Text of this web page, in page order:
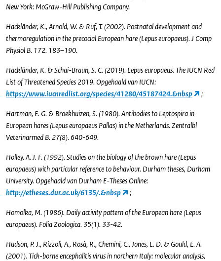
New York: McGraw-Hill Publishing Company.
Hackländer, K., Arnold, W. & Ruf, T. (2002). Postnatal development and
thermoregulation in the precocial European hare (Lepus europaeus). J Comp
Physiol B. 172. 183–190.
Hackländer, K. & Schai-Braun, S. C. (2019). Lepus europaeus. The IUCN Red
List of Threatened Species 2019. Opgehaald van IUCN:
https://www.iucnredlist.org/species/41280/45187424.&nbsp
;
Hartman, E. G. & Broekhuizen, S. (1980). Antibodies to Leptospira in
European hares (Lepus europaeus Pallas) in the Netherlands. Zentralbl
Veterinarmed B. 27(8). 640-649.
Holley, A. J. F. (1992). Studies on the biology of the brown hare (Lepus
europaeus) with particular reference to behaviour. Durham theses, Durham
University. Opgehaald van Durham E-Theses Online:
http://etheses.dur.ac.uk/6135/.&nbsp
;
Homolka, M. (1986). Daily activity pattern of the European hare (Lepus
europaeus). Folia Zoologica. 35(1). 33-42.
Hudson, P. J., Rizzoli, A., Rosà, R., Chemini, C., Jones, L. D. & Gould, E. A.
(2001). Tick-borne encephalitis virus in northern Italy: molecular analysis,